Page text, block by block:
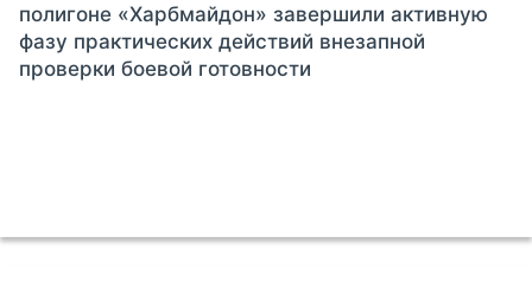
полигоне «Харбмайдон» завершили активную
фазу практических действий внезапной
проверки боевой готовности